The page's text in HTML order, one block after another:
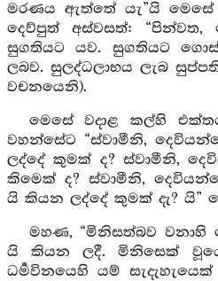
මරණය ඇත්තේ යැ”යි
දෙව්පුත් අස්වසත්:
සුගතියට යව. සුගතියට
ලබව. සුලද්ධලාභය ලැබ
වචනයෙනි).
මෙසේ වදාළ කල්හි
වහන්සේට “ස්වාමීනි,
ලද්දේ කුමක් ද? ස්වාමීනි,
කිමෙක් ද? ස්වාමීනි,
යි කියන ලද්දේ කුමක් දැ? යි”
මහණ, “මිනිසත්බව වනාහි
යි කියන ලදී. මිනිසෙක්
ධර්‍මවිනයෙහි යම්